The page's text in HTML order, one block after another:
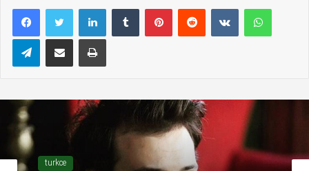
LinkedInTumblr PinterestReddit VKontakte
TelegramE-Posta ile paylaş Yazdır
turkce